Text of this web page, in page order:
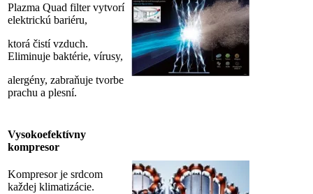
Plazma Quad filter vytvorí
elektrickú bariéru,
ktorá čistí vzduch.
Eliminuje baktérie, vírusy,
alergény, zabraňuje tvorbe
prachu a plesní.
Vysokoefektívny
kompresor
Kompresor je srdcom
každej klimatizácie.